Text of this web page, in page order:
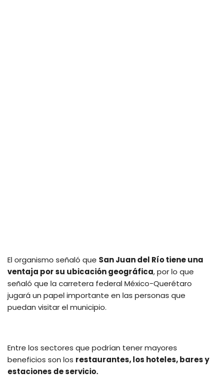
El organismo señaló que San Juan del Río tiene una
ventaja por su ubicación geográfica, por lo que
señaló que la carretera federal México-Querétaro
jugará un papel importante en las personas que
puedan visitar el municipio.
Entre los sectores que podrían tener mayores
beneficios son los restaurantes, los hoteles, bares y
estaciones de servicio.